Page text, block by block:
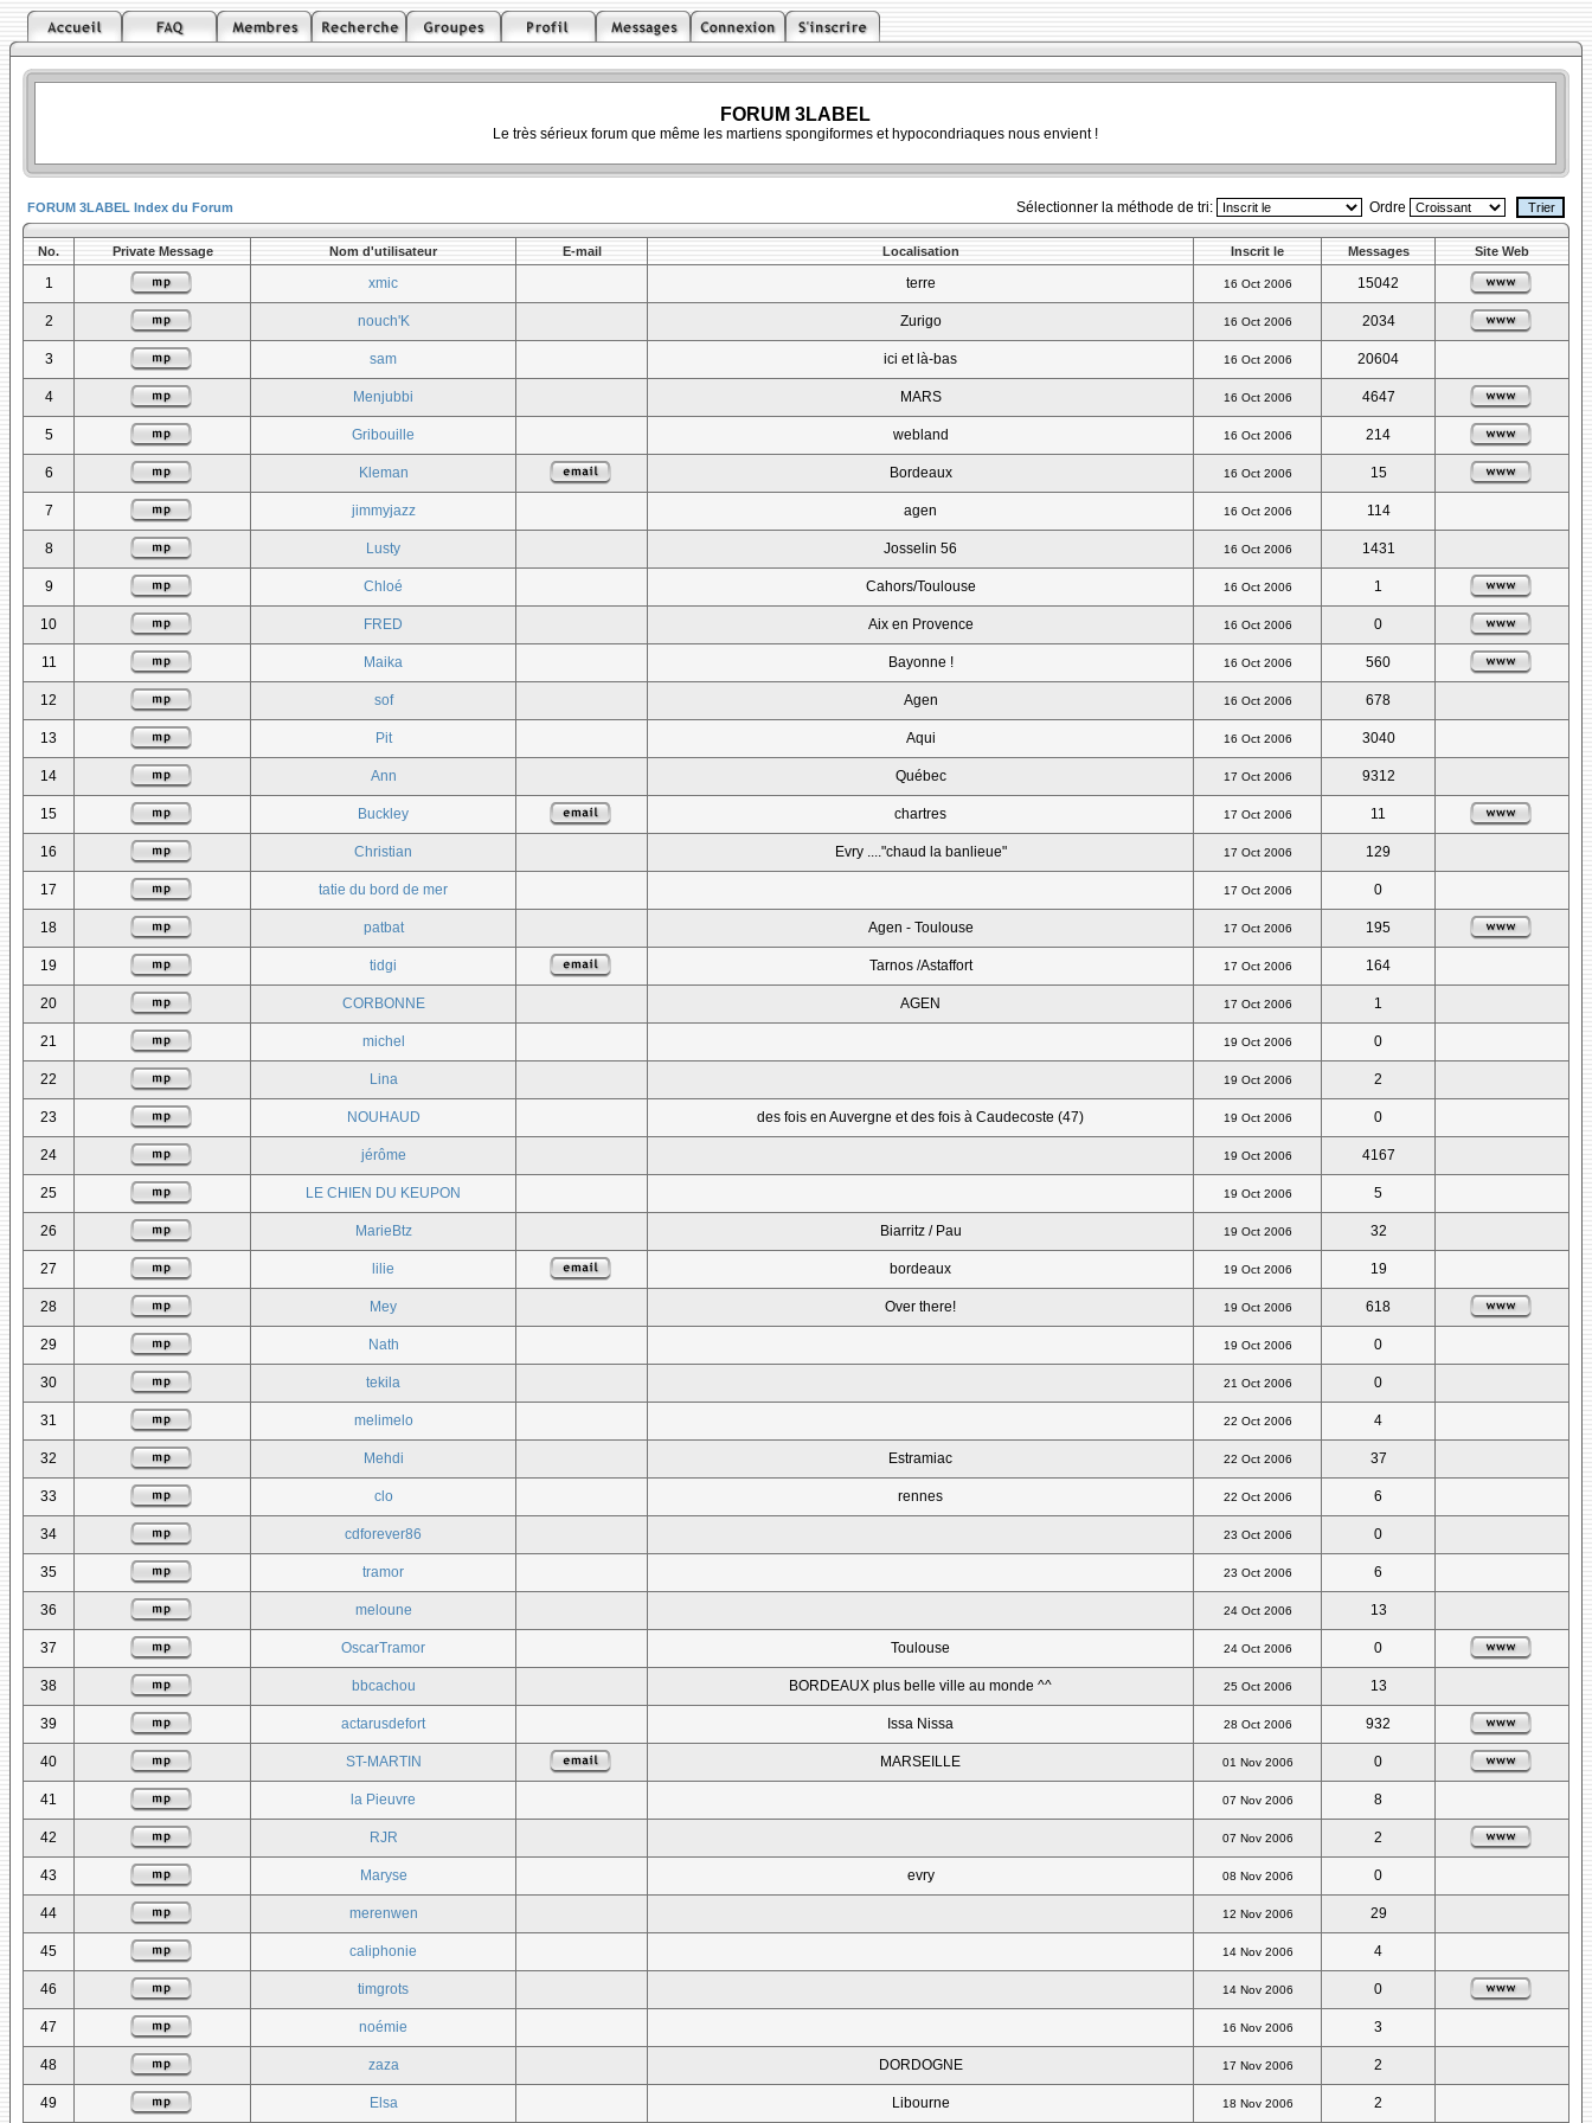
FORUM 3LABEL
Le très sérieux forum que même les martiens spongiformes et hypocondriaques nous envient !
FORUM 3LABEL Index du Forum Sélectionner la méthode de tri: Ordre
No. Private Message Nom d'utilisateur E-mail Localisation Inscrit le Messages Site Web
1 xmic terre 16 Oct 2006 15042
2 nouch'K Zurigo 16 Oct 2006 2034
3 sam ici et là-bas 16 Oct 2006 20604
4 Menjubbi MARS 16 Oct 2006 4647
5 Gribouille webland 16 Oct 2006 214
6 Kleman Bordeaux 16 Oct 2006 15
7 jimmyjazz agen 16 Oct 2006 114
8 Lusty Josselin 56 16 Oct 2006 1431
9 Chloé Cahors/Toulouse 16 Oct 2006 1
10 FRED Aix en Provence 16 Oct 2006 0
11 Maika Bayonne ! 16 Oct 2006 560
12 sof Agen 16 Oct 2006 678
13 Pit Aqui 16 Oct 2006 3040
14 Ann Québec 17 Oct 2006 9312
15 Buckley chartres 17 Oct 2006 11
16 Christian Evry ...."chaud la banlieue" 17 Oct 2006 129
17 tatie du bord de mer 17 Oct 2006 0
18 patbat Agen - Toulouse 17 Oct 2006 195
19 tidgi Tarnos /Astaffort 17 Oct 2006 164
20 CORBONNE AGEN 17 Oct 2006 1
21 michel 19 Oct 2006 0
22 Lina 19 Oct 2006 2
23 NOUHAUD des fois en Auvergne et des fois à Caudecoste (47) 19 Oct 2006 0
24 jérôme 19 Oct 2006 4167
25 LE CHIEN DU KEUPON 19 Oct 2006 5
26 MarieBtz Biarritz / Pau 19 Oct 2006 32
27 lilie bordeaux 19 Oct 2006 19
28 Mey Over there! 19 Oct 2006 618
29 Nath 19 Oct 2006 0
30 tekila 21 Oct 2006 0
31 melimelo 22 Oct 2006 4
32 Mehdi Estramiac 22 Oct 2006 37
33 clo rennes 22 Oct 2006 6
34 cdforever86 23 Oct 2006 0
35 tramor 23 Oct 2006 6
36 meloune 24 Oct 2006 13
37 OscarTramor Toulouse 24 Oct 2006 0
38 bbcachou BORDEAUX plus belle ville au monde ^^ 25 Oct 2006 13
39 actarusdefort Issa Nissa 28 Oct 2006 932
40 ST-MARTIN MARSEILLE 01 Nov 2006 0
41 la Pieuvre 07 Nov 2006 8
42 RJR 07 Nov 2006 2
43 Maryse evry 08 Nov 2006 0
44 merenwen 12 Nov 2006 29
45 caliphonie 14 Nov 2006 4
46 timgrots 14 Nov 2006 0
47 noémie 16 Nov 2006 3
48 zaza DORDOGNE 17 Nov 2006 2
49 Elsa Libourne 18 Nov 2006 2